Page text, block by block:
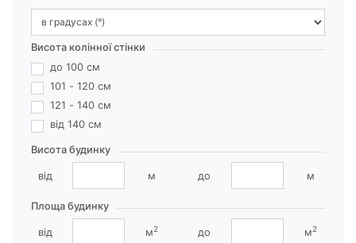
Висота колінної стінки
до 100 см
101 - 120 см
121 - 140 см
від 140 см
Висота будинку
від м до м
Площа будинку
від м2 до м2